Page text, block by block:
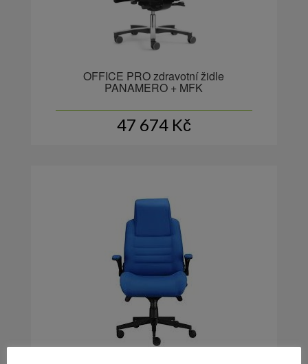
OFFICE PRO zdravotní židle
PANAMERO + MFK
47 674 Kč